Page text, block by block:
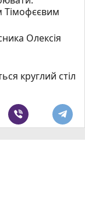
Тімофєєвим
Олексія
круглий стіл